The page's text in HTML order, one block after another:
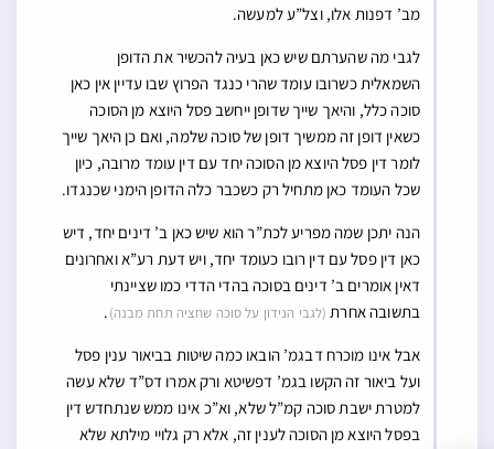
מב’ דפנות אלו, וצל”ע למעשה.
לגבי מה שהערתם שיש כאן בעיה להכשיר את הדופן
השמאלית כשרובו עומד שהרי כנגד הפרוץ שבו עדיין אין כאן
סוכה כלל, והיאך שייך שדופן ייחשב פסל היוצא מן הסוכה
כשאין דופן זה ממשיך דופן של סוכה שלמה, ואם כן היאך שייך
לומר דין פסל היוצא מן הסוכה יחד עם דין עומד מרובה, כיון
שכל העומד כאן מתחיל רק כשכבר כלה הדופן הימני שכנגדו.
הנה יתכן שמה מפריע לכת”ר הוא שיש כאן ב’ דינים יחד, דיש
כאן דין פסל עם דין רובו כעומד יחד, ויש דעת רע”א ואחרונים
דאין אומרים ב’ דינים בסוכה בהדי הדדי כמו שציינתי
בתשובה אחרת (לגבי הנידון על סוכה שחציה תחת מבנה).
אבל אינו מוכרח דבגמ’ הובאו כמה שיטות בביאור ענין פסל
ועל ביאור זה הקשו בגמ’ דפשיטא ורק אמרו דס”ד שלא עשה
למטרת ישבת סוכה קמ”ל שלא, וא”כ אינו ממש שנתחדש דין
בפסל היוצא מן הסוכה לענין זה, אלא רק גלויי מילתא שלא